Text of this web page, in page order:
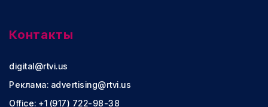
Контакты
digital@rtvi.us
Реклама: advertising@rtvi.us
Office: +1 (917) 722-98-38